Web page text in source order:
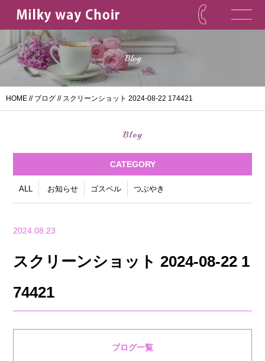
Blog
HOME // ブログ // スクリーンショット 2024-08-22 174421
Blog
CATEGORY
ALL お知らせ ゴスペル つぶやき
2024.08.23
スクリーンショット 2024-08-22 1
74421
ブログ一覧